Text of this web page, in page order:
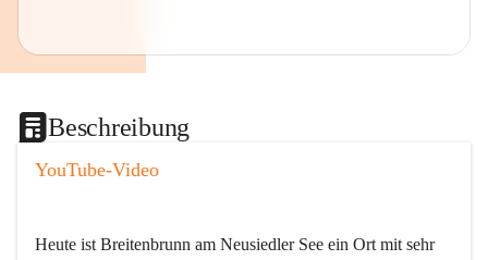
Beschreibung
YouTube-Video
Heute ist Breitenbrunn am Neusiedler See ein Ort mit sehr